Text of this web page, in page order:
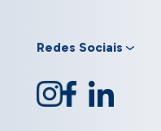
Redes Sociais